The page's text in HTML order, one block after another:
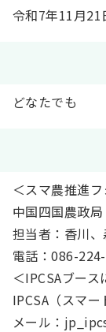
令和7年11月21
どなたでも
＜スマ農推進
中国四国農政
担当者：香川
電話：086-
＜IPCSAブース
IPCSA（スマ
メール：